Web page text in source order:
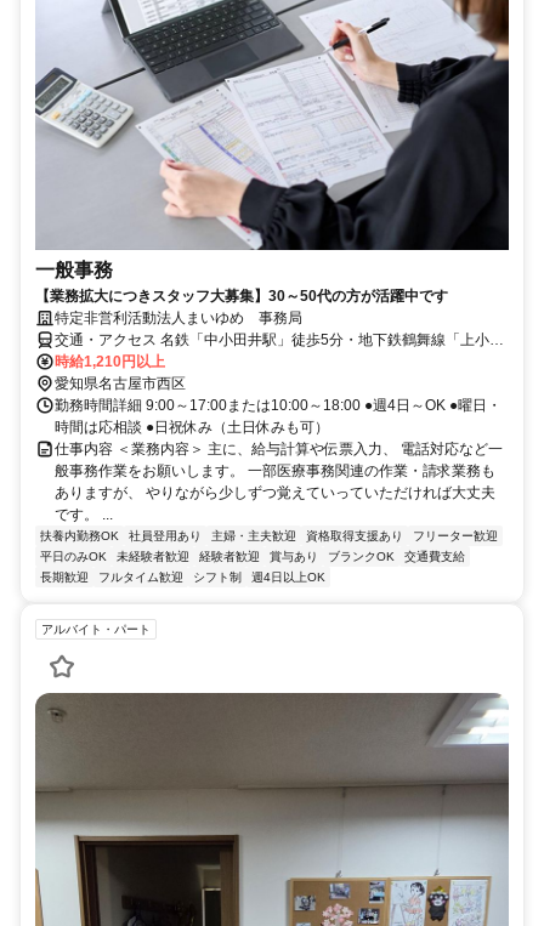
一般事務
【業務拡大につきスタッフ大募集】30～50代の方が活躍中です
特定非営利活動法人まいゆめ 事務局
交通・アクセス 名鉄「中小田井駅」徒歩5分・地下鉄鶴舞線「上小田
井駅」徒歩9分
時給1,210円以上
愛知県名古屋市西区
勤務時間詳細 9:00～17:00または10:00～18:00 ●週4日～OK ●曜日・
時間は応相談 ●日祝休み（土日休みも可）
仕事内容 ＜業務内容＞ 主に、給与計算や伝票入力、 電話対応など一
般事務作業をお願いします。 一部医療事務関連の作業・請求業務も
ありますが、 やりながら少しずつ覚えていっていただければ大丈夫
です。 ...
扶養内勤務OK 社員登用あり 主婦・主夫歓迎 資格取得支援あり
フリーター歓迎
平日のみOK
未経験者歓迎 経験者歓迎 賞与あり ブランクOK
交通費支給
長期歓迎
フルタイム歓迎 シフト制 週4日以上OK
アルバイト・パート